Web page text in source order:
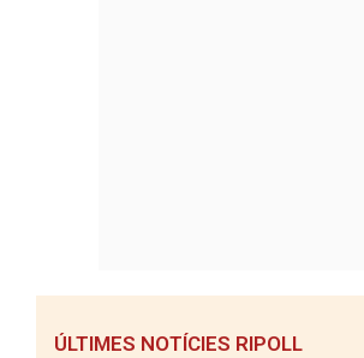
ÚLTIMES NOTÍCIES RIPOLL